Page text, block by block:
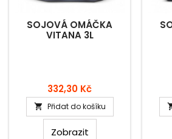
SOJOVÁ OMÁČKA
VITANA 3L
Cena
332,30 Kč
 Přidat do košíku
Zobrazit